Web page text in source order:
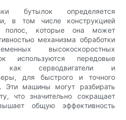
бутылок определяется
в том числе конструкцией
полос, которые она может
механизма обработки
высокоскоростных
используются передовые
как серводвигатели и
для быстрого и точного
Эти машины могут разбирать
что значительно сокращает
общую эффективность